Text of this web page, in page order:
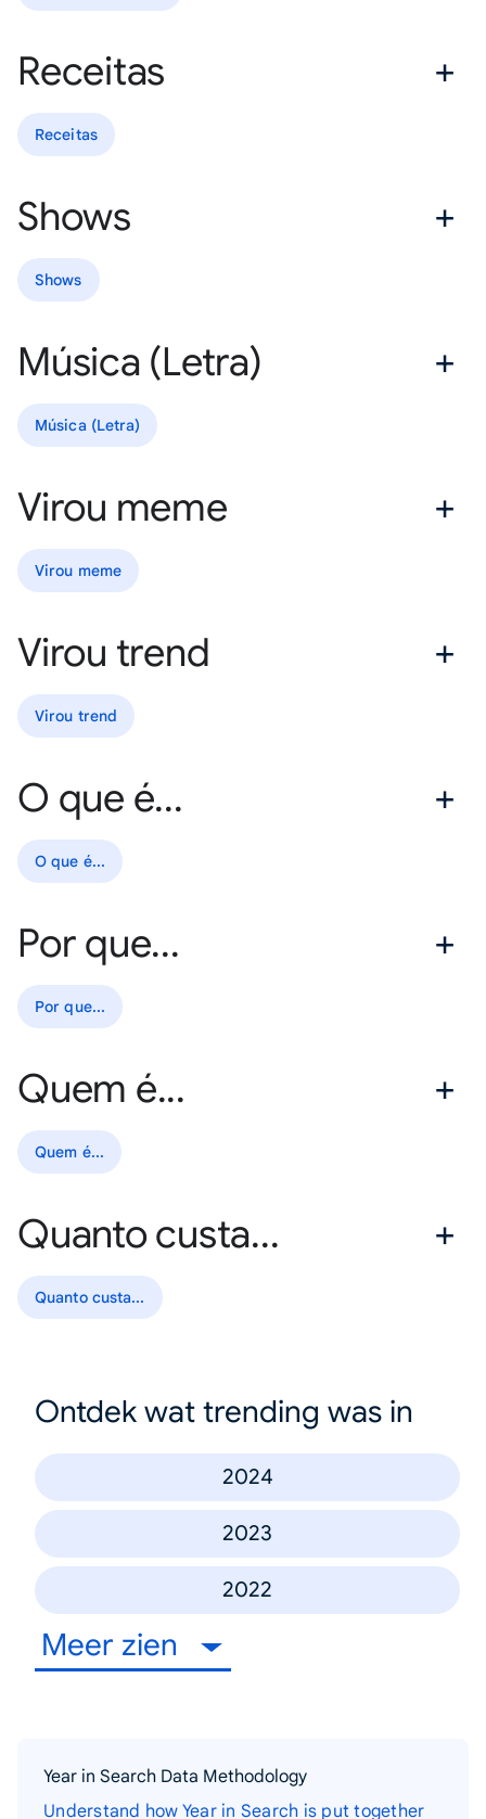
Receitas
Receitas
Shows
Shows
Música (Letra)
Música (Letra)
Virou meme
Virou meme
Virou trend
Virou trend
O que é...
O que é...
Por que...
Por que...
Quem é...
Quem é...
Quanto custa...
Quanto custa...
Ontdek wat trending was in
2024
2023
2022
Meer zien
Year in Search Data Methodology
Understand how Year in Search is put together